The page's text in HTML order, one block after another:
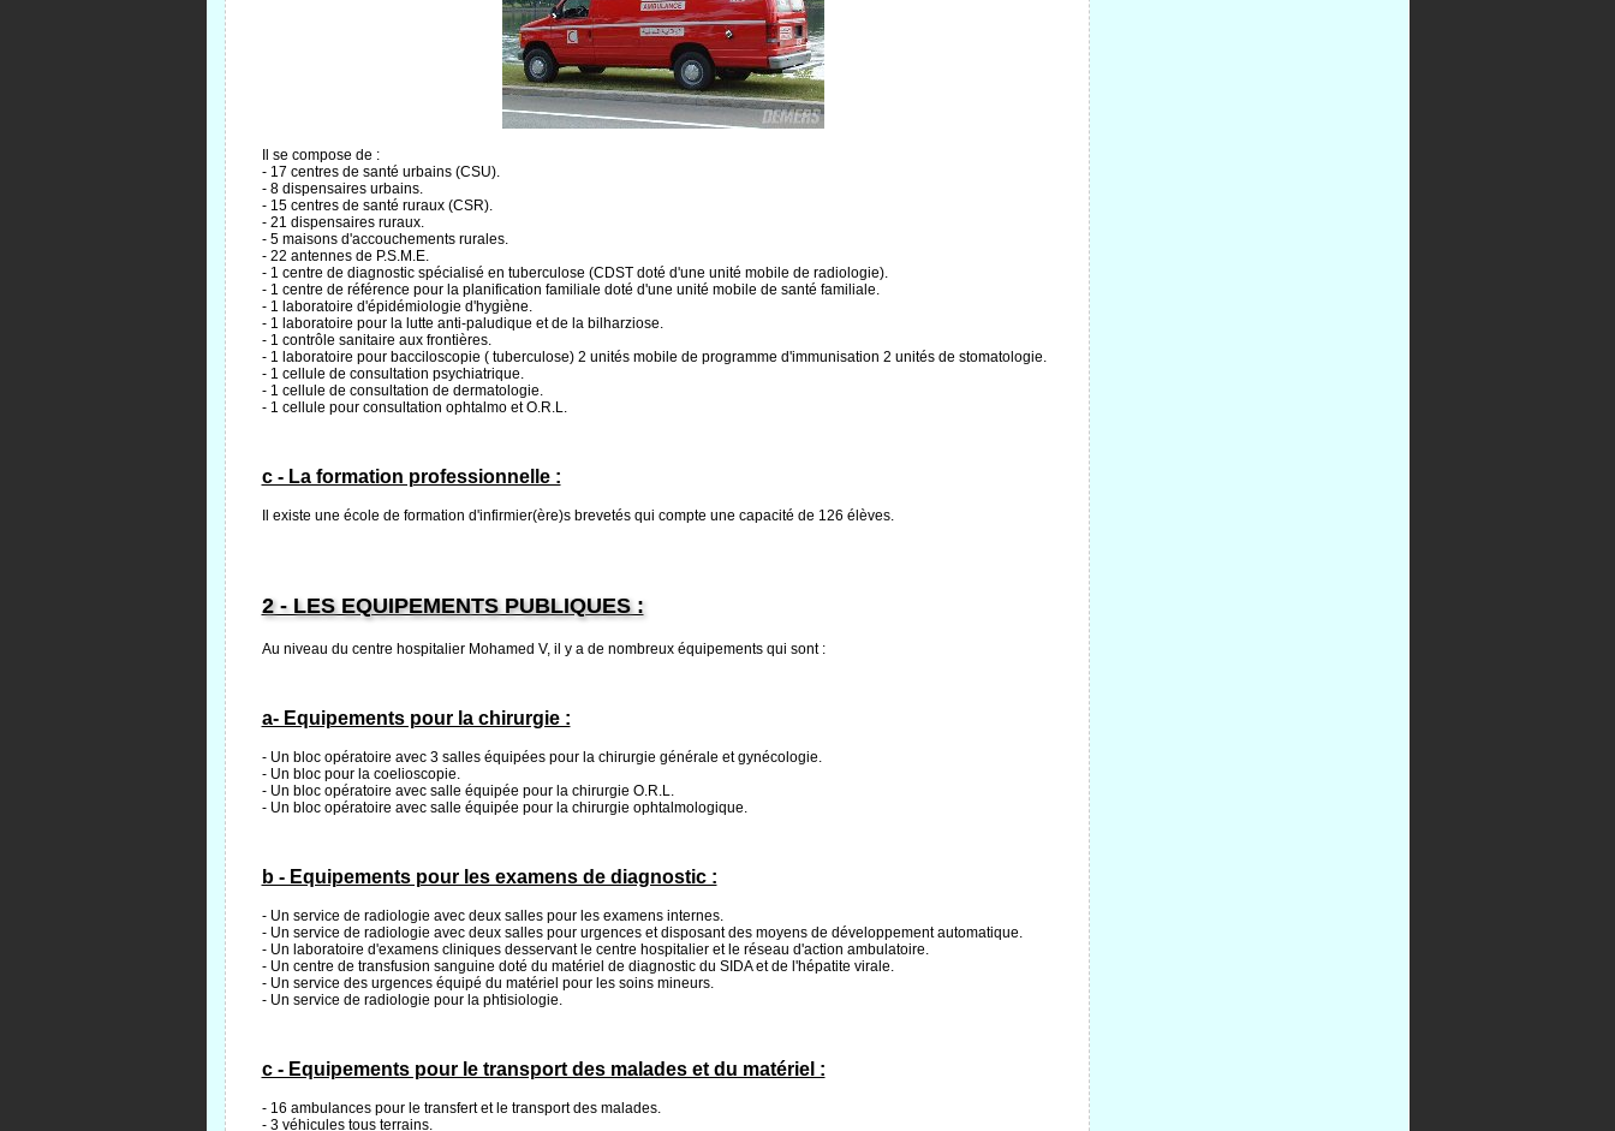
Il se compose de :
- 17 centres de santé urbains (CSU).
- 8 dispensaires urbains.
- 15 centres de santé ruraux (CSR).
- 21 dispensaires ruraux.
- 5 maisons d'accouchements rurales.
- 22 antennes de P.S.M.E.
- 1 centre de diagnostic spécialisé en tuberculose (CDST doté d'une unité mobile de radiologie).
- 1 centre de référence pour la planification familiale doté d'une unité mobile de santé familiale.
- 1 laboratoire d'épidémiologie d'hygiène.
- 1 laboratoire pour la lutte anti-paludique et de la bilharziose.
- 1 contrôle sanitaire aux frontières.
- 1 laboratoire pour bacciloscopie ( tuberculose) 2 unités mobile de programme d'immunisation 2 unités de stomatologie.
- 1 cellule de consultation psychiatrique.
- 1 cellule de consultation de dermatologie.
- 1 cellule pour consultation ophtalmo et O.R.L.
c - La formation professionnelle :
Il existe une école de formation d'infirmier(ère)s brevetés qui compte une capacité de 126 élèves.
2 - LES EQUIPEMENTS PUBLIQUES :
Au niveau du centre hospitalier Mohamed V, il y a de nombreux équipements qui sont :
a- Equipements pour la chirurgie :
- Un bloc opératoire avec 3 salles équipées pour la chirurgie générale et gynécologie.
- Un bloc pour la coelioscopie.
- Un bloc opératoire avec salle équipée pour la chirurgie O.R.L.
- Un bloc opératoire avec salle équipée pour la chirurgie ophtalmologique.
b - Equipements pour les examens de diagnostic :
- Un service de radiologie avec deux salles pour les examens internes.
- Un service de radiologie avec deux salles pour urgences et disposant des moyens de développement automatique.
- Un laboratoire d'examens cliniques desservant le centre hospitalier et le réseau d'action ambulatoire.
- Un centre de transfusion sanguine doté du matériel de diagnostic du SIDA et de l'hépatite virale.
- Un service des urgences équipé du matériel pour les soins mineurs.
- Un service de radiologie pour la phtisiologie.
c - Equipements pour le transport des malades et du matériel :
- 16 ambulances pour le transfert et le transport des malades.
- 3 véhicules tous terrains.